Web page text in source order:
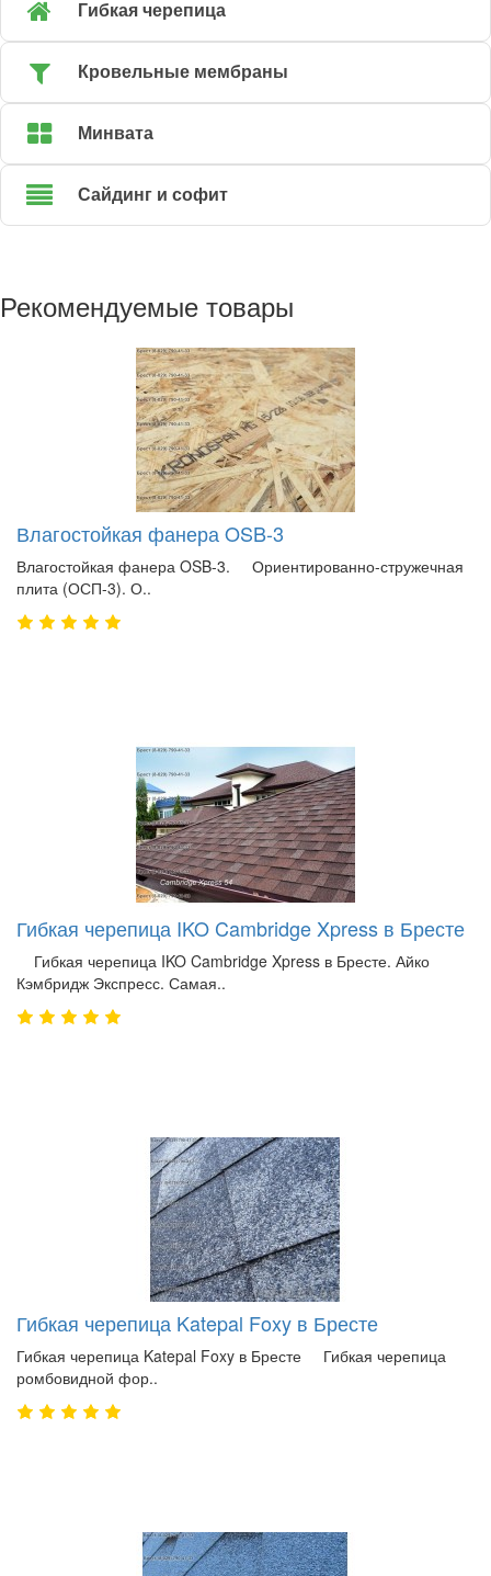
Гибкая черепица
Кровельные мембраны
Минвата
Сайдинг и софит
Рекомендуемые товары
Влагостойкая фанера OSB-3
Влагостойкая фанера OSB-3. Ориентированно-стружечная
плита (ОСП-3). О..
Гибкая черепица IKO Cambridge Xpress в Бресте
Гибкая черепица IKO Cambridge Xpress в Бресте. Айко
Кэмбридж Экспресс. Самая..
Гибкая черепица Katepal Foxy в Бресте
Гибкая черепица Katepal Foxy в Бресте Гибкая черепица
ромбовидной фор..